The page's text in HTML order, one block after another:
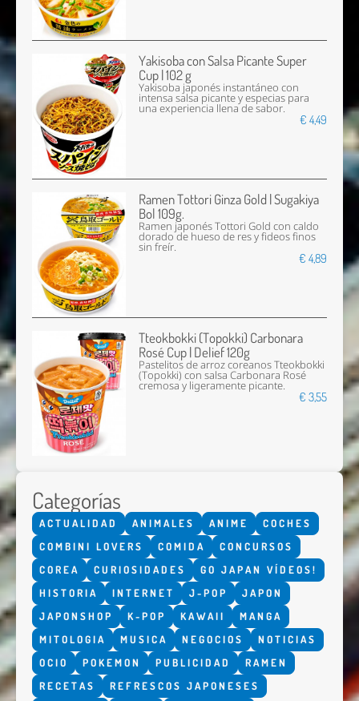
Yakisoba con Salsa Picante Super
Cup | 102 g
Yakisoba japonés instantáneo con
intensa salsa picante y especias para
una experiencia llena de sabor.
€ 4,49
Ramen Tottori Ginza Gold | Sugakiya
Bol 109g.
Ramen japonés Tottori Gold con caldo
dorado de hueso de res y fideos finos
sin freír.
€ 4,89
Tteokbokki (Topokki) Carbonara
Rosé Cup | Delief 120g
Pastelitos de arroz coreanos Tteokbokki
(Topokki) con salsa Carbonara Rosé
cremosa y ligeramente picante.
€ 3,55
Categorías
ACTUALIDAD ANIMALES ANIME
COCHES
COMBINI LOVERS
COMIDA
CONCURSOS
COREA
CURIOSIDADES
GO JAPAN VÍDEOS!
HISTORIA
INTERNET J-POP
JAPON
JAPONSHOP
K-POP KAWAII
MANGA
MITOLOGIA
MUSICA NEGOCIOS
NOTICIAS
OCIO
POKEMON PUBLICIDAD
RAMEN
RECETAS
REFRESCOS JAPONESES